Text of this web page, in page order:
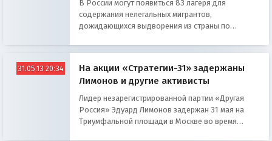
В России могут появиться 83 лагеря для
содержания нелегальных мигрантов,
дожидающихся выдворения из страны по
31.05.13 20:34
На акции «Стратегии-31» задержаны
Лимонов и другие активисты
Лидер незарегистрированной партии «Другая
Россия» Эдуард Лимонов задержан 31 мая на
Триумфальной площади в Москве во время